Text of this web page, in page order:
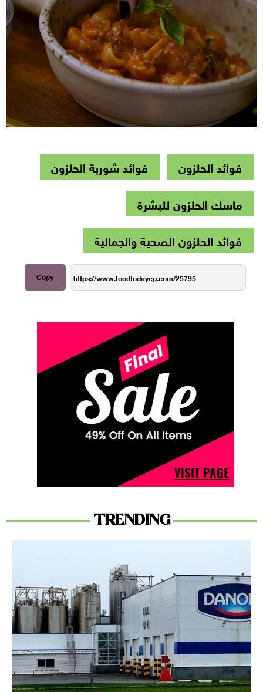
فوائد الحلزون
فوائد شوربة الحلزون
ماسك الحلزون للبشرة
فوائد الحلزون الصحية والجمالية
Copy
TRENDING